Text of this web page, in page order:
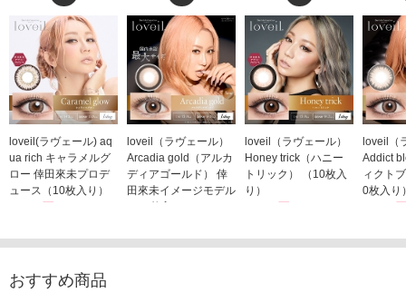
loveil(ラヴェール) aq
ua rich キャラメルグ
ロー 倖田來未プロデ
ュース（10枚入り）
loveil（ラヴェール）
Arcadia gold（アルカ
ディアゴールド） 倖
田來未イメージモデル
（10枚入り）
loveil（ラヴェール）
Honey trick（ハニー
トリック） （10枚入
り）
loveil（
Addict
ィクト
0枚入り
おすすめ商品